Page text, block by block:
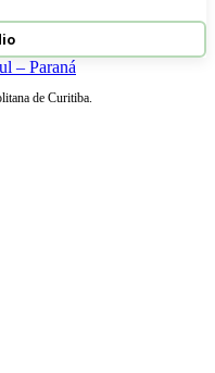
de Curitiba.